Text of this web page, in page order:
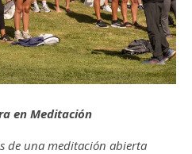
en Meditación
de una meditación abierta